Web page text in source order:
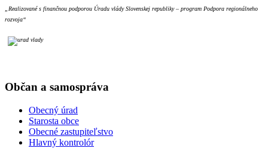
„Realizované s finančnou podporou Úradu vlády Slovenskej republiky – program Podpora regionálneho
rozvoja“
Občan a samospráva
Obecný úrad
Starosta obce
Obecné zastupiteľstvo
Hlavný kontrolór